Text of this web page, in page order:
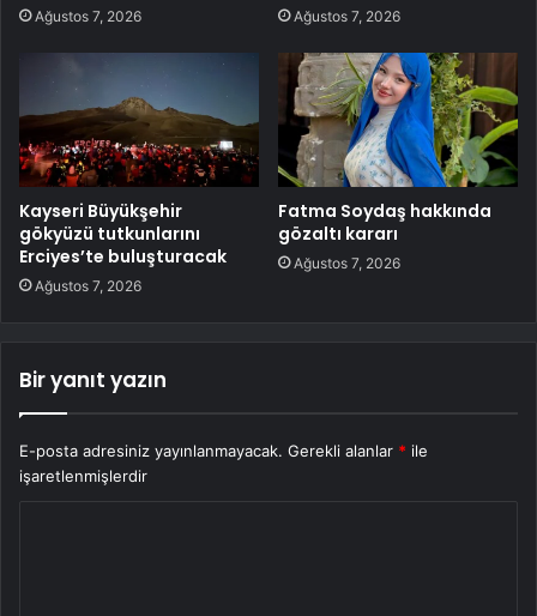
Ağustos 7, 2026 Ağustos 7, 2026
Kayseri Büyükşehir
gökyüzü tutkunlarını
Erciyes’te buluşturacak
Ağustos 7, 2026
Fatma Soydaş hakkında
gözaltı kararı
Ağustos 7, 2026
Bir yanıt yazın
E-posta adresiniz yayınlanmayacak. Gerekli alanlar * ile
işaretlenmişlerdir